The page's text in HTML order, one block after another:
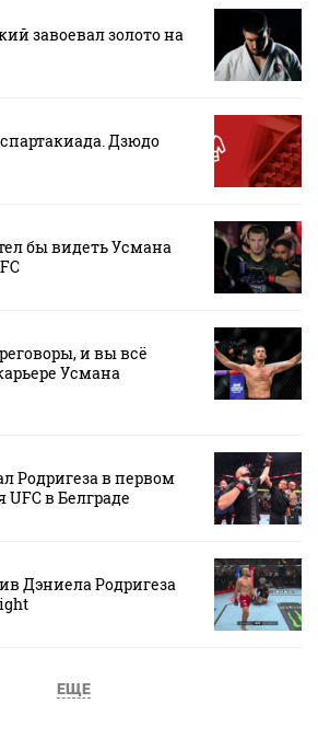
завоевал золото на
Дзюдо
бы видеть Усмана
и вы всё
Усмана
Родригеза в первом
UFC в Белграде
Дэниела Родригеза
ЕЩЕ